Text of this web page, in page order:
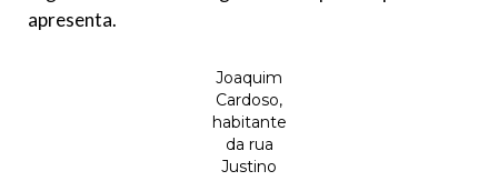
apresenta.
Joaquim
Cardoso,
habitante
da rua
Justino